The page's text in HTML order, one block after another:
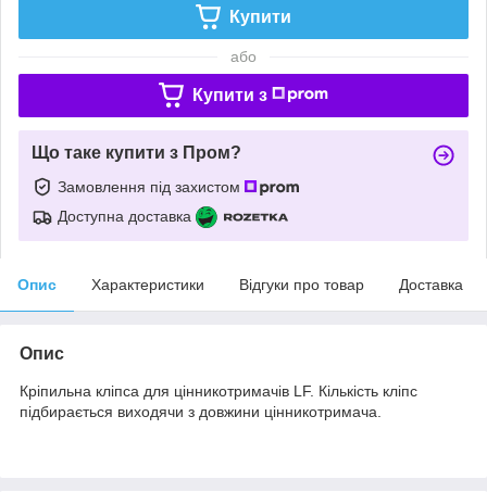
Купити
або
Купити з
Що таке купити з Пром?
Замовлення під захистом
Доступна доставка
Опис Характеристики Відгуки про товар Доставка
Опис
Кріпильна кліпса для цінникотримачів LF. Кількість кліпс
підбирається виходячи з довжини цінникотримача.